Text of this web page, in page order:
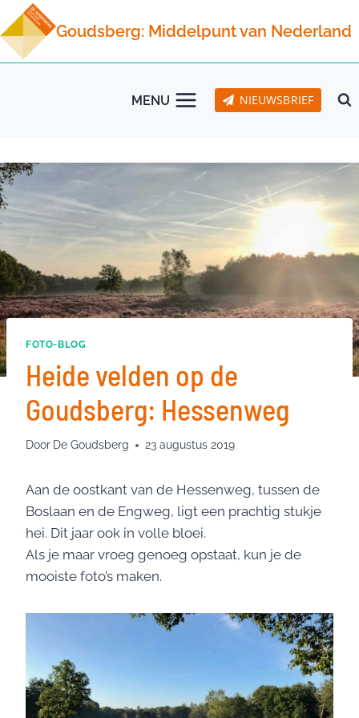
Doorgaan
naar
inhoud
Goudsberg: Middelpunt van Nederland
MENU NIEUWSBRIEF
FOTO-BLOG
Heide velden op de
Goudsberg: Hessenweg
Door De Goudsberg 23 augustus 2019
Aan de oostkant van de Hessenweg, tussen de
Boslaan en de Engweg, ligt een prachtig stukje
hei. Dit jaar ook in volle bloei.
Als je maar vroeg genoeg opstaat, kun je de
mooiste foto’s maken.